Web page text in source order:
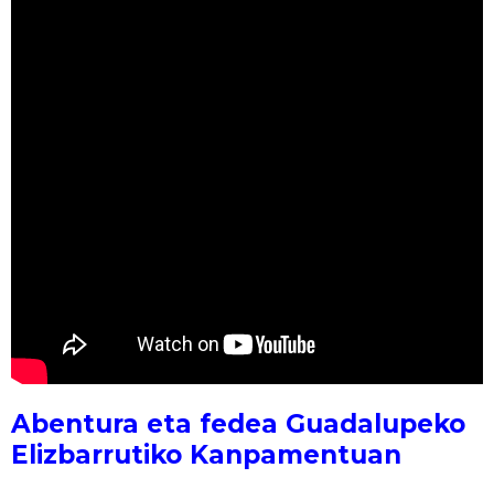
Abentura eta fedea Guadalupeko
Elizbarrutiko Kanpamentuan